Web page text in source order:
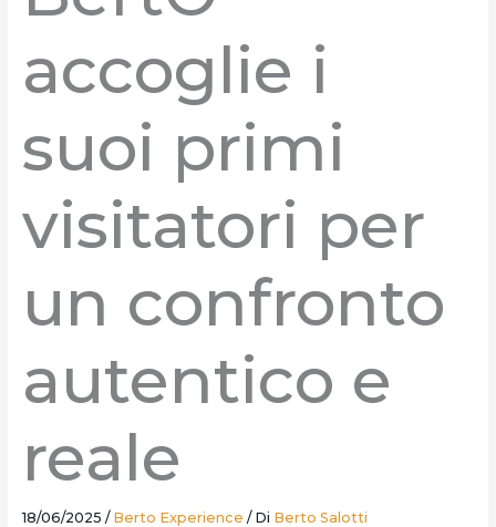
accoglie i
suoi primi
visitatori per
un confronto
autentico e
reale
18/06/2025 / Berto Experience / Di Berto Salotti